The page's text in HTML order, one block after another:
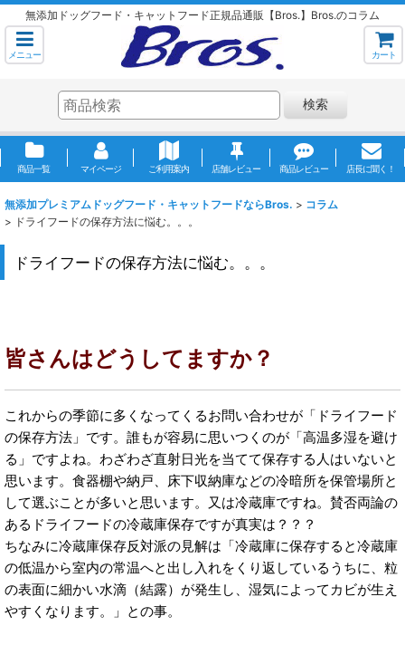
無添加ドッグフード・キャットフード正規品通販【Bros.】Bros.のコラム
メニュー カート
検索
商品一覧 マイページ ご利用案内 店舗レビュー 商品レビュー 店長に聞く！
無添加プレミアムドッグフード・キャットフードならBros. > コラム
> ドライフードの保存方法に悩む。。。
ドライフードの保存方法に悩む。。。
皆さんはどうしてますか？
これからの季節に多くなってくるお問い合わせが「ドライフード
の保存方法」です。誰もが容易に思いつくのが「高温多湿を避け
る」ですよね。わざわざ直射日光を当てて保存する人はいないと
思います。食器棚や納戸、床下収納庫などの冷暗所を保管場所と
して選ぶことが多いと思います。又は冷蔵庫ですね。賛否両論の
あるドライフードの冷蔵庫保存ですが真実は？？？
ちなみに冷蔵庫保存反対派の見解は「冷蔵庫に保存すると冷蔵庫
の低温から室内の常温へと出し入れをくり返しているうちに、粒
の表面に細かい水滴（結露）が発生し、湿気によってカビが生え
やすくなります。」との事。